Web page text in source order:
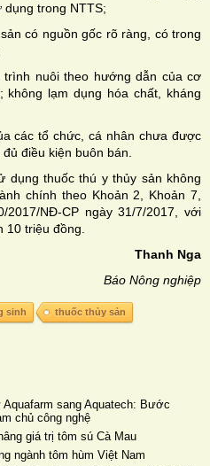
dụng trong NTTS;
có nguồn gốc rõ ràng, có trong
nuôi theo hướng dẫn của cơ
không lạm dụng hóa chất, kháng
các tổ chức, cá nhân chưa được
điều kiện buôn bán.
dụng thuốc thú y thủy sản không
chính theo Khoản 2, Khoản 7,
NĐ-CP ngày 31/7/2017, với
triệu đồng.
Thanh Nga
Báo Nông nghiệp
sinh thuốc thủy sản
sang Aquatech: Bước
chủ công nghệ
giá trị tôm sú Cà Mau
ngành tôm hùm Việt Nam